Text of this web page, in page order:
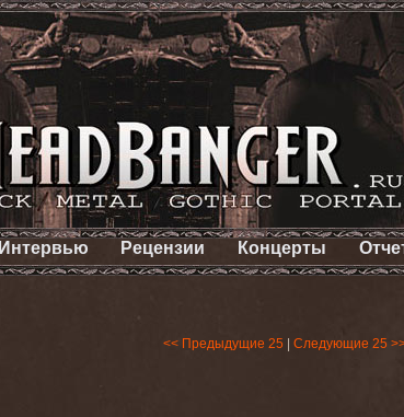
Интервью Рецензии Концерты
<< Предыдущие 25 Следующие 25